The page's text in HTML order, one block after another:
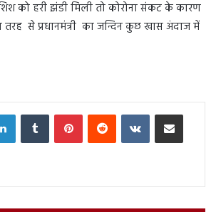
को हरी झंडी मिली तो कोरोना संकट के कारण
तरह से प्रधानमंत्री का जन्दिन कुछ खास अंदाज में
LinkedInTumblr PinterestReddit VKontakteShare via Email